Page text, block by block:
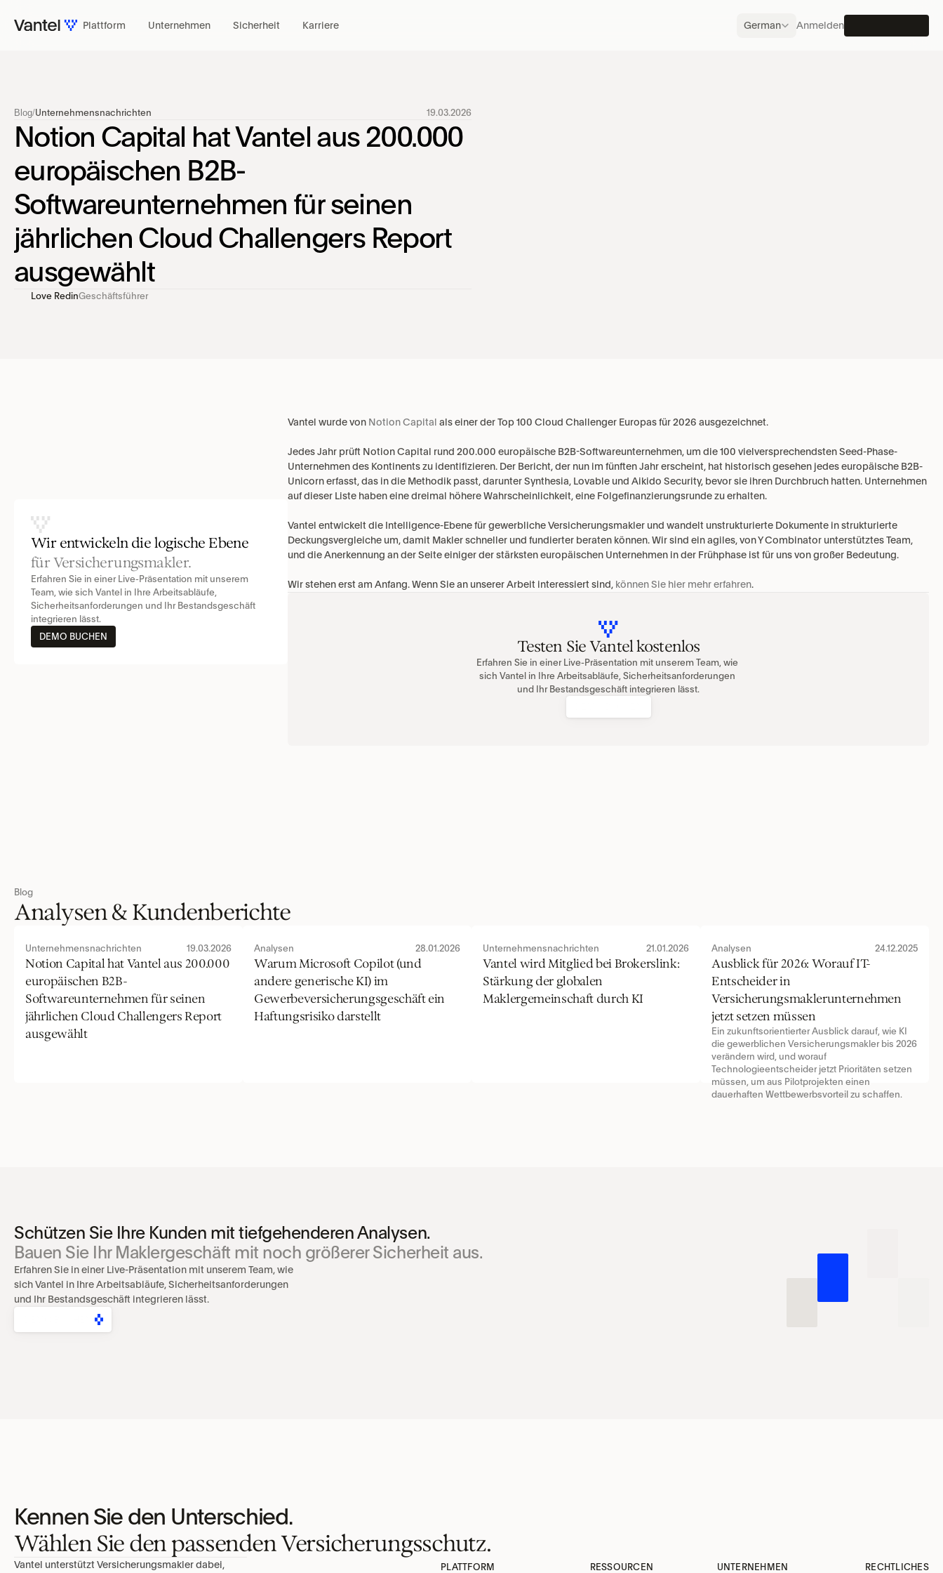
Blog/Unternehmensnachrichten 19.03.2026
Notion Capital hat Vantel aus 200.000
europäischen B2B-
Softwareunternehmen für seinen
jährlichen Cloud Challengers Report
ausgewählt
Love RedinGeschäftsführer
Wir entwickeln die logische Ebene
für Versicherungsmakler.
Erfahren Sie in einer Live-Präsentation mit unserem
Team, wie sich Vantel in Ihre Arbeitsabläufe,
Sicherheitsanforderungen und Ihr Bestandsgeschäft
integrieren lässt.
DEMO BUCHEN
Vantel wurde von Notion Capital als einer der Top 100 Cloud Challenger Europas für 2026 ausgezeichnet.
Jedes Jahr prüft Notion Capital rund 200.000 europäische B2B-Softwareunternehmen, um die 100 vielversprechendsten Seed-Phase-
Unternehmen des Kontinents zu identifizieren. Der Bericht, der nun im fünften Jahr erscheint, hat historisch gesehen jedes europäische B2B-
Unicorn erfasst, das in die Methodik passt, darunter Synthesia, Lovable und Aikido Security, bevor sie ihren Durchbruch hatten. Unternehmen
auf dieser Liste haben eine dreimal höhere Wahrscheinlichkeit, eine Folgefinanzierungsrunde zu erhalten.
Vantel entwickelt die Intelligence-Ebene für gewerbliche Versicherungsmakler und wandelt unstrukturierte Dokumente in strukturierte
Deckungsvergleiche um, damit Makler schneller und fundierter beraten können. Wir sind ein agiles, von Y Combinator unterstütztes Team,
und die Anerkennung an der Seite einiger der stärksten europäischen Unternehmen in der Frühphase ist für uns von großer Bedeutung.
Wir stehen erst am Anfang. Wenn Sie an unserer Arbeit interessiert sind, können Sie hier mehr erfahren.
Testen Sie Vantel kostenlos
Erfahren Sie in einer Live-Präsentation mit unserem Team, wie
sich Vantel in Ihre Arbeitsabläufe, Sicherheitsanforderungen
und Ihr Bestandsgeschäft integrieren lässt.
Blog
Analysen & Kundenberichte
Unternehmensnachrichten 19.03.2026
Notion Capital hat Vantel aus 200.000
europäischen B2B-
Softwareunternehmen für seinen
jährlichen Cloud Challengers Report
ausgewählt
Analysen 28.01.2026
Warum Microsoft Copilot (und
andere generische KI) im
Gewerbeversicherungsgeschäft ein
Haftungsrisiko darstellt
Unternehmensnachrichten 21.01.2026
Vantel wird Mitglied bei Brokerslink:
Stärkung der globalen
Maklergemeinschaft durch KI
Analysen 24.12.2025
Ausblick für 2026: Worauf IT-
Entscheider in
Versicherungsmaklerunternehmen
jetzt setzen müssen
Ein zukunftsorientierter Ausblick darauf, wie KI
die gewerblichen Versicherungsmakler bis 2026
verändern wird, und worauf
Technologieentscheider jetzt Prioritäten setzen
müssen, um aus Pilotprojekten einen
dauerhaften Wettbewerbsvorteil zu schaffen.
Schützen Sie Ihre Kunden mit tiefgehenderen Analysen.
Bauen Sie Ihr Maklergeschäft mit noch größerer Sicherheit aus.
Erfahren Sie in einer Live-Präsentation mit unserem Team, wie
sich Vantel in Ihre Arbeitsabläufe, Sicherheitsanforderungen
und Ihr Bestandsgeschäft integrieren lässt.
Kennen Sie den Unterschied.
Wählen Sie den passenden Versicherungsschutz.
Vantel unterstützt Versicherungsmakler dabei, PLATTFORM RESSOURCEN UNTERNEHMEN RECHTLICHES
Plattform Unternehmen Sicherheit Karriere German Anmelden